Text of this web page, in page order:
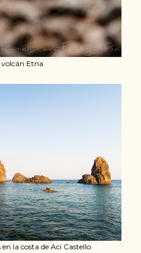
Etna
la costa de Aci Castello